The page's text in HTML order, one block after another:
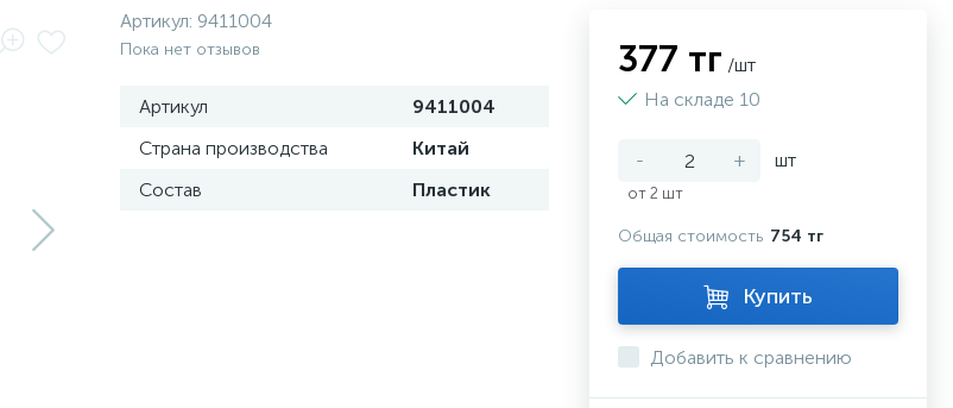
Артикул: 9411004
Пока нет отзывов
Артикул
9411004
Страна производства
Китай
Состав
Пластик
377 тг /шт
На складе 10
- + шт
от 2 шт
Общая стоимость 754 тг
Купить
Добавить к сравнению